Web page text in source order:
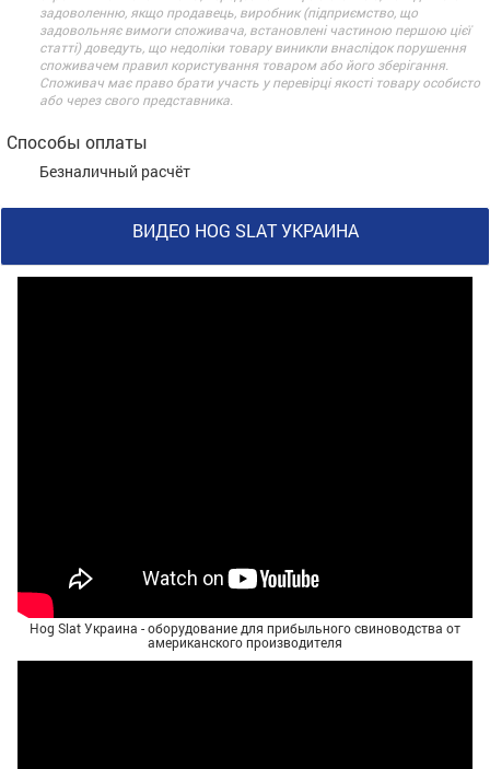
задоволенню, якщо продавець, виробник (підприємство, що
задовольняє вимоги споживача, встановлені частиною першою цієї
статті) доведуть, що недоліки товару виникли внаслідок порушення
споживачем правил користування товаром або його зберігання.
Споживач має право брати участь у перевірці якості товару особисто
або через свого представника.
Способы оплаты
Безналичный расчёт
ВИДЕО HOG SLAT УКРАИНА
Hog Slat Украина - оборудование для прибыльного свиноводства от
американского производителя